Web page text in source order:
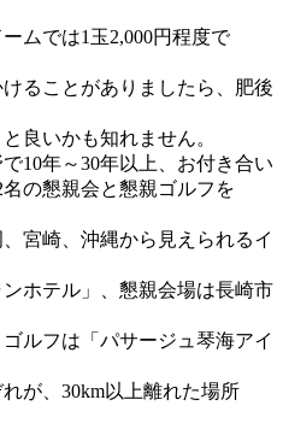
ムでは1玉2,000円程度で
ることがありましたら、肥後
良いかも知れません。
10年～30年以上、お付き合い
の懇親会と懇親ゴルフを
宮崎、沖縄から見えられるイ
ホテル」、懇親会場は長崎市
ルフは「パサージュ琴海アイ
が、30km以上離れた場所